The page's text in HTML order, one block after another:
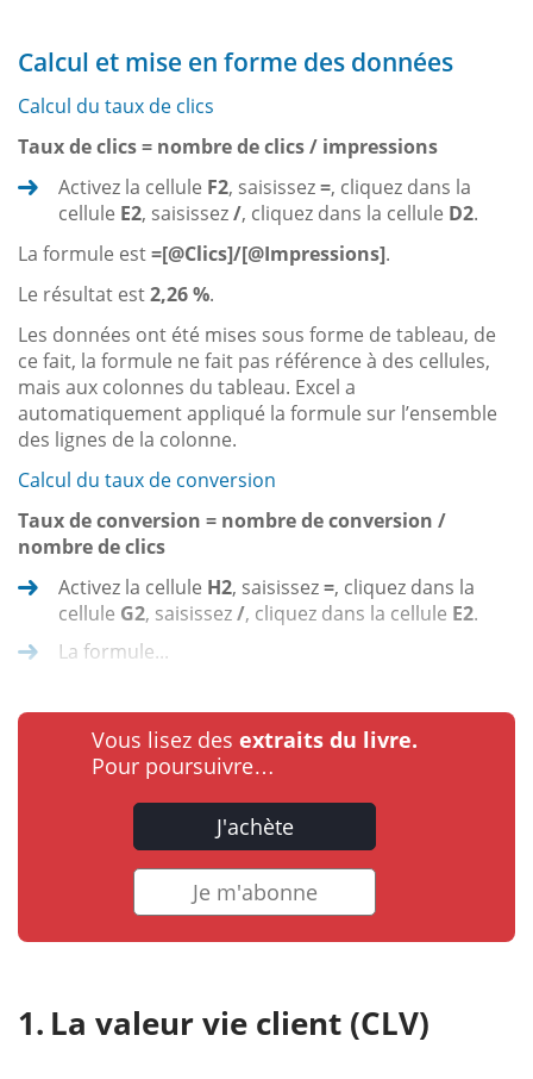
Calcul et mise en forme des données
Calcul du taux de clics
Taux de clics = nombre de clics / impressions
Activez la cellule F2, saisissez=, cliquez dans la
cellule E2, saisissez/, cliquez dans la cellule D2.
La formule est=[@Clics]/[@Impressions].
Le résultat est2,26 %.
Les données ont été mises sous forme de tableau, de
ce fait, la formule ne fait pas référence à des cellules,
mais aux colonnes du tableau. Excel a
automatiquement appliqué la formule sur l’ensemble
des lignes de la colonne.
Calcul du taux de conversion
Taux de conversion = nombre de conversion /
nombre de clics
Activez la cellule H2, saisissez=, cliquez dans la
cellule G2, saisissez/, cliquez dans la cellule E2.
La formule...
Vous lisez des extraits du livre.
Pour poursuivre…
J'achète
Je m'abonne
La valeur vie client (CLV)